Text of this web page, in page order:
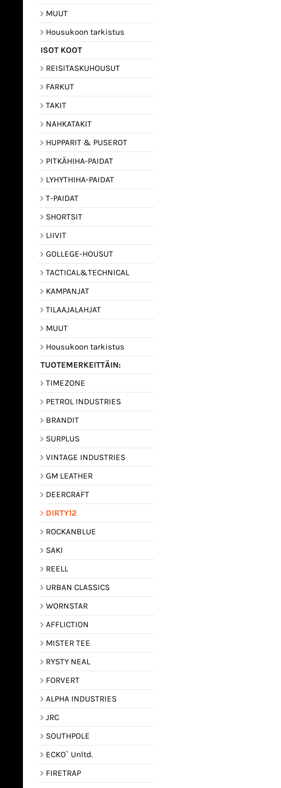
MUUT
Housukoon tarkistus
ISOT KOOT
REISITASKUHOUSUT
FARKUT
TAKIT
NAHKATAKIT
HUPPARIT & PUSEROT
PITKÄHIHA-PAIDAT
LYHYTHIHA-PAIDAT
T-PAIDAT
SHORTSIT
LIIVIT
GOLLEGE-HOUSUT
TACTICAL&TECHNICAL
KAMPANJAT
TILAAJALAHJAT
MUUT
Housukoon tarkistus
TUOTEMERKEITTÄIN:
TIMEZONE
PETROL INDUSTRIES
BRANDIT
SURPLUS
VINTAGE INDUSTRIES
GM LEATHER
DEERCRAFT
DIRTY12
ROCKANBLUE
SAKI
REELL
URBAN CLASSICS
WORNSTAR
AFFLICTION
MISTER TEE
RYSTY NEAL
FORVERT
ALPHA INDUSTRIES
JRC
SOUTHPOLE
ECKO` Unltd.
FIRETRAP